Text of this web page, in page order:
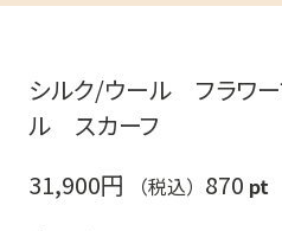
シルク/ウール フラワ
ル スカーフ
31,900円
（税込） 870 pt